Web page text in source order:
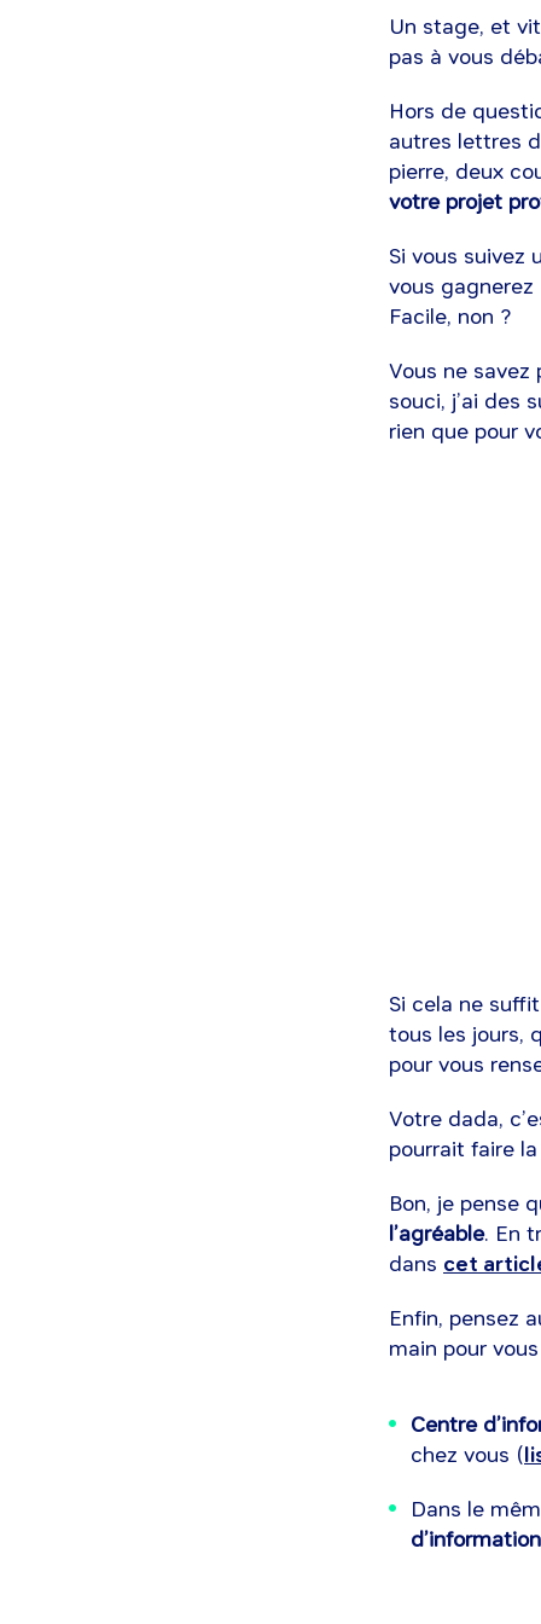
Un stage, et
pas à vous
Hors de
autres lettres
pierre, deux
votre projet
Si vous suivez
vous
Facile, non ?
Vous ne
souci, j’ai des
rien que pour
Si cela ne
tous les jours,
pour vous
Votre dada,
pourrait faire
Bon, je pense
l’agréable. En
dans cet
Enfin, pensez
main pour
Centre
chez vous (
Dans le